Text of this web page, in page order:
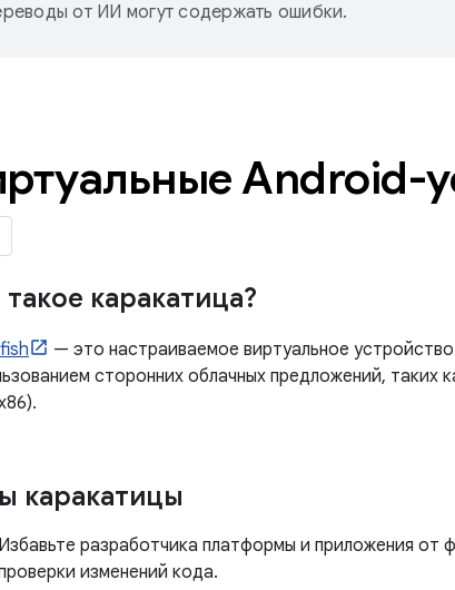
от ИИ могут содержать ошибки.
Android-
такое каракатица?
— это настраиваемое виртуальное
сторонних облачных предложений, таких
каракатицы
Избавьте разработчика платформы и приложения от
изменений кода.